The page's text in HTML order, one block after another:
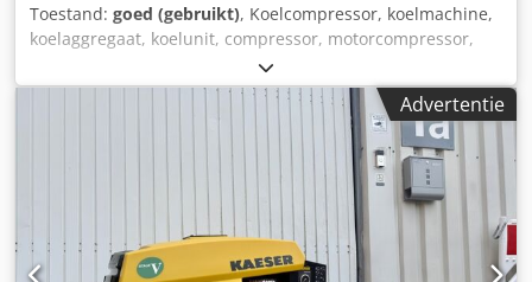
Toestand: goed (gebruikt), Koelcompressor, koelmachine,
koelaggregaat, koelunit, compressor, motorcompressor,
koelinstallatie - Fabrikant: Dorin, koelcompressor, compleet
koelaggregaat - Type: UA - K470CS-01 - Vermogen: 3,48 kW
/ 1450 tpm - Debiet: 23,37 m³/h - Max. bedrijfsdruk: 30,5
bar - Aantal: 2 stuks beschikbaar - Prijs: per stuk Csdpfx
Akoif Hunoloha - Afmetingen: 1900/1000/H940 mm -
Advertentie